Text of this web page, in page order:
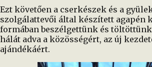
Ezt követően a cserkészek és a
szolgálattevői által készített agapén
formában beszélgettünk és
hálát adva a közösségért, az új
ajándékáért.